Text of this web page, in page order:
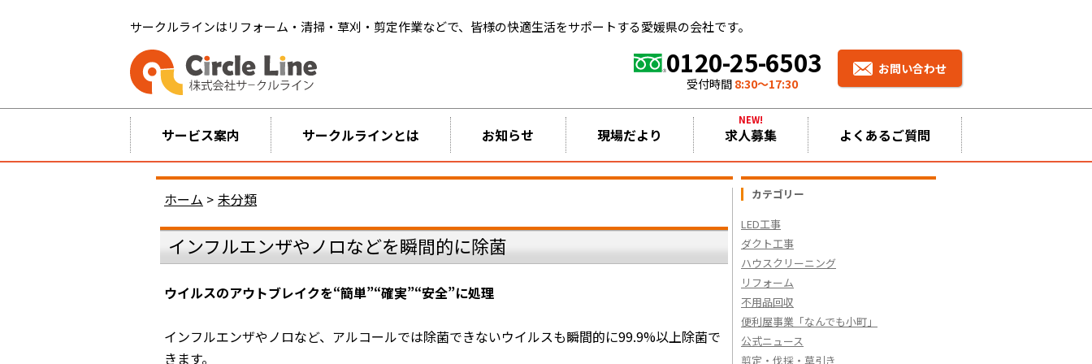
サークルラインはリフォーム・清掃・草刈・剪定作業などで、皆様の快適生活をサポートする愛媛県の会社です。
0120-25-6503
受付時間 8:30〜17:30
お問い合わせ
サービス案内 サークルラインとは お知らせ 現場だより 求人募集
NEW!
よくあるご質問
ホーム > 未分類
インフルエンザやノロなどを瞬間的に除菌
ウイルスのアウトブレイクを“簡単”“確実”“安全”に処理
インフルエンザやノロなど、アルコールでは除菌できないウイルスも瞬間的に99.9%以上除菌で
きます。
カテゴリー
LED工事
ダクト工事
ハウスクリーニング
リフォーム
不用品回収
便利屋事業「なんでも小町」
公式ニュース
剪定・伐採・草引き